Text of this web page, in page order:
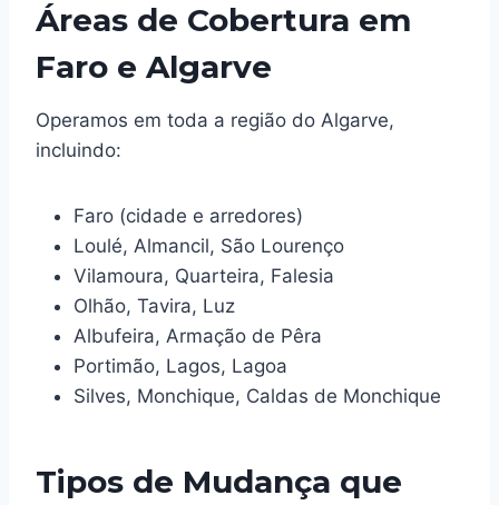
Áreas de Cobertura em
Faro e Algarve
Operamos em toda a região do Algarve,
incluindo:
Faro (cidade e arredores)
Loulé, Almancil, São Lourenço
Vilamoura, Quarteira, Falesia
Olhão, Tavira, Luz
Albufeira, Armação de Pêra
Portimão, Lagos, Lagoa
Silves, Monchique, Caldas de Monchique
Tipos de Mudança que